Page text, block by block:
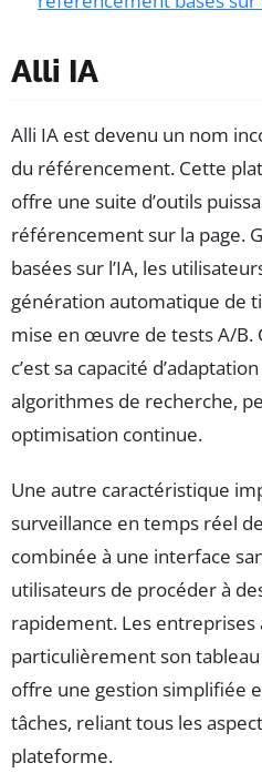
Alli IA
Alli IA est devenu un nom
du référencement. Cette
offre une suite d’outils
référencement sur la page.
basées sur l’IA, les
génération automatique de
mise en œuvre de tests A/B.
c’est sa capacité
algorithmes de recherche,
optimisation continue.
Une autre caractéristique
surveillance en temps réel
combinée à une interface
utilisateurs de procéder à
rapidement. Les entreprises
particulièrement son
offre une gestion simplifiée
tâches, reliant tous les
plateforme.